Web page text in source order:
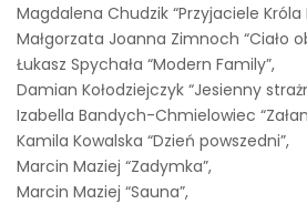
Magdalena Chudzik “Przyjaciele Króla
Małgorzata Joanna Zimnoch “Ciało
Łukasz Spychała “Modern Family”,
Damian Kołodziejczyk “Jesienny
Izabella Bandych-Chmielowiec
Kamila Kowalska “Dzień powszedni”,
Marcin Maziej “Zadymka”,
Marcin Maziej “Sauna”,